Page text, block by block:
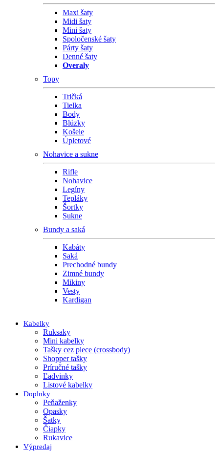
Maxi šaty
Midi šaty
Mini šaty
Spoločenské šaty
Párty šaty
Denné šaty
Overaly
Topy
Tričká
Tielka
Body
Blúzky
Košele
Úpletové
Nohavice a sukne
Rifle
Nohavice
Legíny
Tepláky
Šortky
Sukne
Bundy a saká
Kabáty
Saká
Prechodné bundy
Zimné bundy
Mikiny
Vesty
Kardigan
Kabelky
Ruksaky
Mini kabelky
Tašky cez plece (crossbody)
Shopper tašky
Príručné tašky
Ľadvinky
Listové kabelky
Doplnky
Peňaženky
Opasky
Šatky
Čiapky
Rukavice
Výpredaj